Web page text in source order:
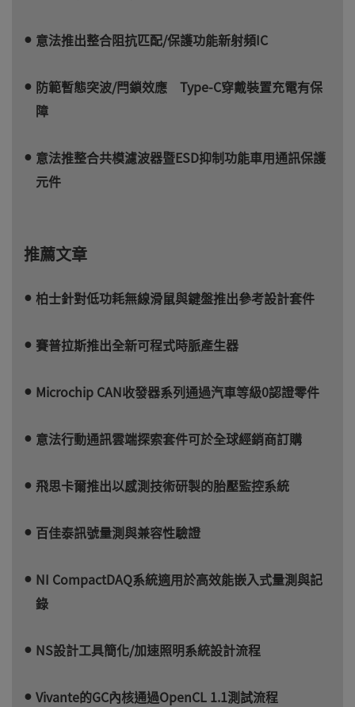
意法推出整合阻抗匹配/保護功能新射頻IC
防範暫態突波/閂鎖效應 Type-C穿戴裝置充電有保
障
意法推整合共模濾波器暨ESD抑制功能車用通訊保護
元件
推薦文章
柏士針對低功耗無線滑鼠與鍵盤推出參考設計套件
賽普拉斯推出全新可程式時脈產生器
Microchip CAN收發器系列通過汽車等級0認證零件
意法行動通訊雲端探索套件可於全球經銷商訂購
飛思卡爾推出以感測技術研製的胎壓監控系統
百佳泰訊號量測與兼容性驗證
NI CompactDAQ系統適用於高效能嵌入式量測與記
錄
NS設計工具簡化/加速照明系統設計流程
Vivante的GC內核通過OpenCL 1.1測試流程